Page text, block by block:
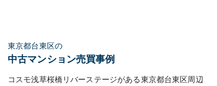
東京都台東区の
中古マンション売買事例
コスモ浅草桜橋リバーステージがある東京都台東区周辺